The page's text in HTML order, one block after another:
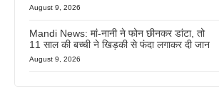
August 9, 2026
Mandi News: मां-नानी ने फोन छीनकर डांटा, तो
11 साल की बच्ची ने खिड़की से फंदा लगाकर दी जान
August 9, 2026